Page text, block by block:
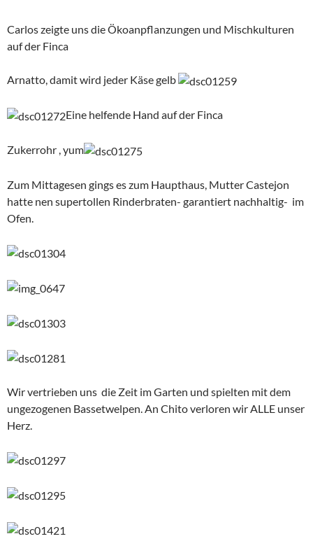
Carlos zeigte uns die Ökoanpflanzungen und Mischkulturen
auf der Finca
Arnatto, damit wird jeder Käse gelb
Eine helfende Hand auf der Finca
Zukerrohr , yum
Zum Mittagesen gings es zum Haupthaus, Mutter Castejon
hatte nen supertollen Rinderbraten- garantiert nachhaltig- im
Ofen.
Wir vertrieben uns die Zeit im Garten und spielten mit dem
ungezogenen Bassetwelpen. An Chito verloren wir ALLE unser
Herz.